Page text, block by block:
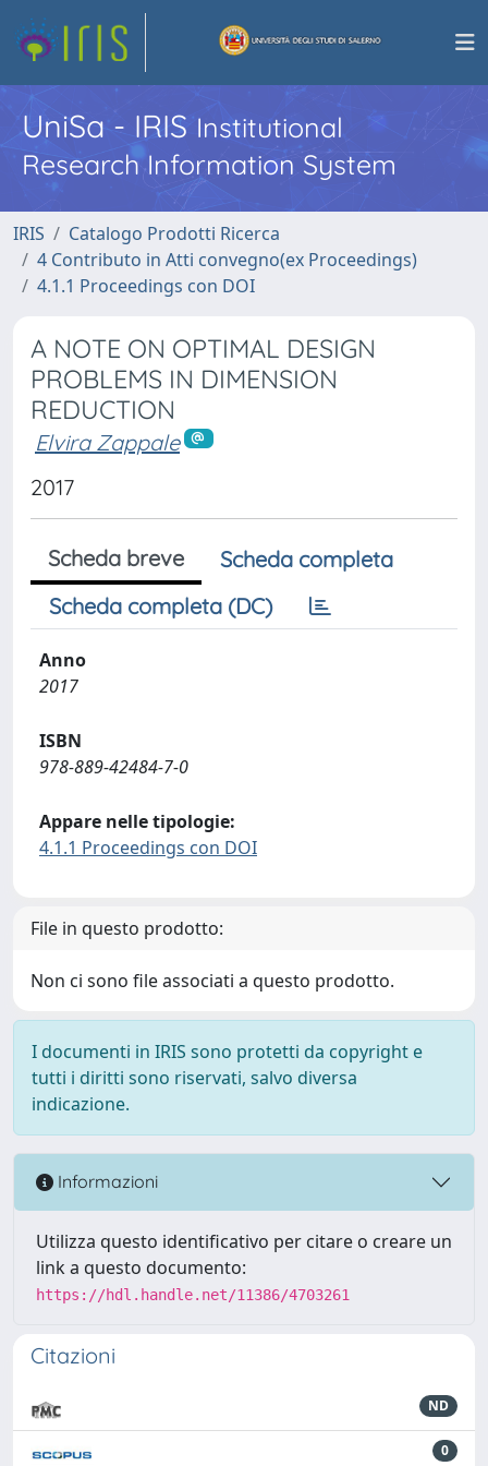
UniSa - IRISInstitutional
Research Information System
IRIS
Catalogo Prodotti Ricerca
4 Contributo in Atti convegno(ex Proceedings)
4.1.1 Proceedings con DOI
A NOTE ON OPTIMAL DESIGN
PROBLEMS IN DIMENSION
REDUCTION
Elvira Zappale
2017
Scheda breve
Scheda completa
Scheda completa (DC)
Anno
2017
ISBN
978-889-42484-7-0
Appare nelle tipologie:
4.1.1 Proceedings con DOI
File in questo prodotto:
Non ci sono file associati a questo prodotto.
I documenti in IRIS sono protetti da copyright e
tutti i diritti sono riservati, salvo diversa
indicazione.
Informazioni
Utilizza questo identificativo per citare o creare un
link a questo documento:
https://hdl.handle.net/11386/4703261
Citazioni
ND
0